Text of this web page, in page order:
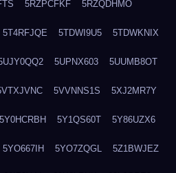
5RZPCFKF 5RZQDHMO
5T4RFJQE 5TDWI9U5 5TDWKNIX
5UPNX603 5UUMB8OT
5VVNNS1S 5XJ2MR7Y
5Y0HCRBH 5Y1QS60T 5Y86UZX6
5YO667IH 5YO7ZQGL 5Z1BWJEZ